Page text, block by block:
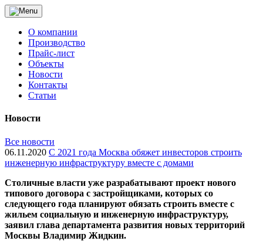
О компании
Производство
Прайс-лист
Объекты
Новости
Контакты
Статьи
Новости
Все новости
06.11.2020 С 2021 года Москва обяжет инвесторов строить
инженерную инфраструктуру вместе с домами
Cтоличные власти уже разрабатывают проект нового
типового договора с застройщиками, которых со
следующего года планируют обязать строить вместе с
жильем социальную и инженерную инфраструктуру,
заявил глава департамента развития новых территорий
Москвы Владимир Жидкин.